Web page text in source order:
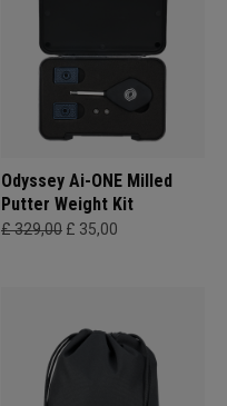
Odyssey Ai-ONE Milled
Putter Weight Kit
£ 329,00 £ 35,00